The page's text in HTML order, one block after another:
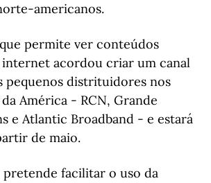
americanos.
permite ver conteúdos
internet acordou criar um canal
pequenos distrituidores nos
América - RCN, Grande
e Atlantic Broadband - e estará
de maio.
pretende facilitar o uso da